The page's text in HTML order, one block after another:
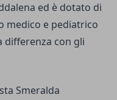
ed è dotato di
medico e pediatrico
differenza con gli
Smeralda